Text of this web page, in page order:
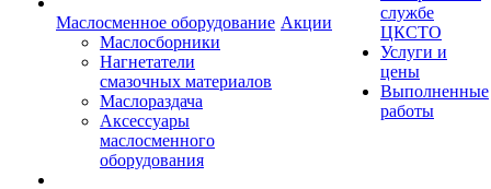
Маслосменное оборудование
Маслосборники
Нагнетатели
смазочных материалов
Маслораздача
Аксессуары
маслосменного
оборудования
Акции
службе
ЦКСТО
Услуги и
цены
Выполненные
работы